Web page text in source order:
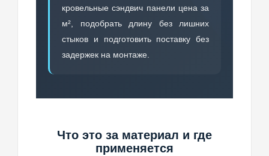
кровельные сэндвич панели цена за
м², подобрать длину без лишних
стыков и подготовить поставку без
задержек на монтаже.
Что это за материал и где
применяется